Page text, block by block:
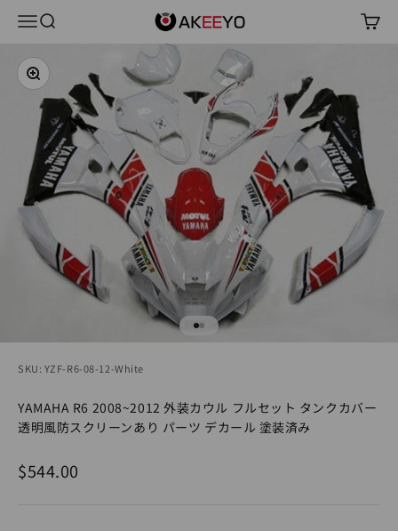
コンテンツへスキップ
メニュー
検索 AKEEYO Japan カート
ズームイン
I18n Error: Missing interpolation
I18n Error: Missing interpolation
SKU: YZF-R6-08-12-White
YAMAHA R6 2008~2012 外装カウル フルセット タンクカバー
透明風防スクリーンあり パーツ デカール 塗装済み
セール価格
$544.00